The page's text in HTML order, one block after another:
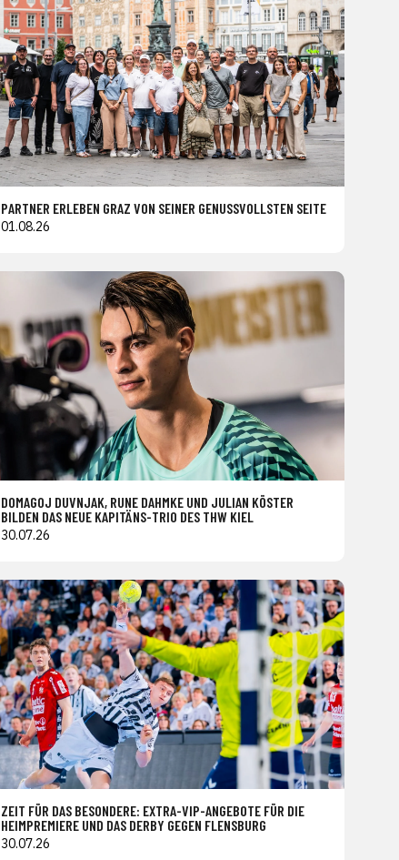
PARTNER ERLEBEN GRAZ VON SEINER GENUSSVOLLSTEN SEITE
01.08.26
DOMAGOJ DUVNJAK, RUNE DAHMKE UND JULIAN KÖSTER
BILDEN DAS NEUE KAPITÄNS-TRIO DES THW KIEL
30.07.26
ZEIT FÜR DAS BESONDERE: EXTRA-VIP-ANGEBOTE FÜR DIE
HEIMPREMIERE UND DAS DERBY GEGEN FLENSBURG
30.07.26